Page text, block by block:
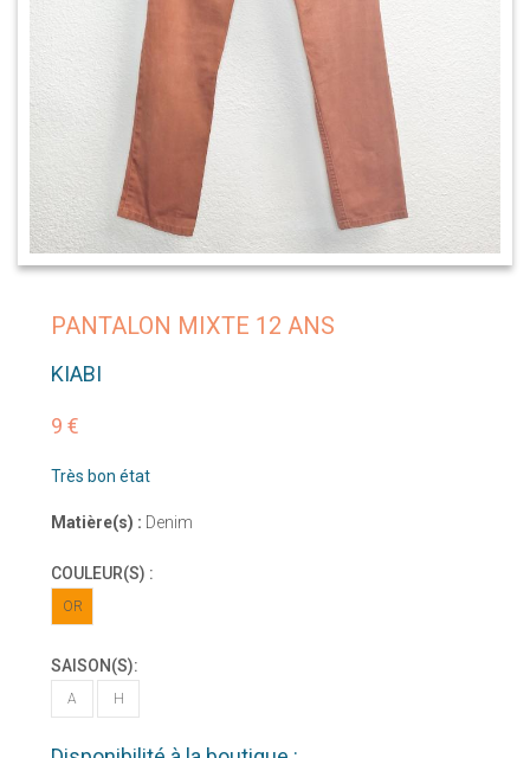
PANTALON MIXTE 12 ANS
KIABI
9 €
Très bon état
Matière(s) : Denim
COULEUR(S) :
OR
SAISON(S):
A H